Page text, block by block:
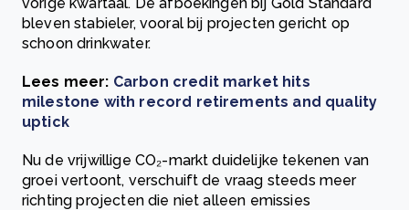
bleven stabieler, vooral bij projecten gericht op
schoon drinkwater.
Lees meer: Carbon credit market hits
milestone with record retirements and quality
uptick
Nu de vrijwillige CO₂-markt duidelijke tekenen van
groei vertoont, verschuift de vraag steeds meer
richting projecten die niet alleen emissies